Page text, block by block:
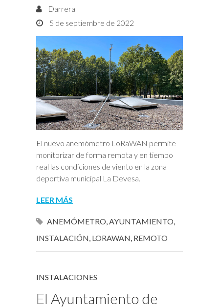
Darrera
5 de septiembre de 2022
El nuevo anemómetro LoRaWAN permite
monitorizar de forma remota y en tiempo
real las condiciones de viento en la zona
deportiva municipal La Devesa.
LEER MÁS
ANEMÓMETRO,AYUNTAMIENTO,
INSTALACIÓN, LORAWAN, REMOTO
INSTALACIONES
El Ayuntamiento de